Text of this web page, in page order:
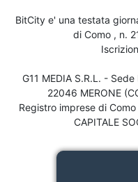
BitCity e' una testata
di Como , n.
G11 MEDIA S.R.L. -
22046 MERONE
Registro imprese di
CAPITALE